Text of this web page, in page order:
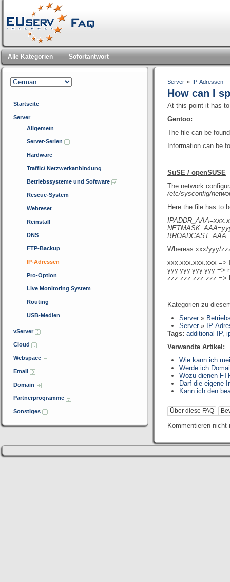
Alle Kategorien Sofortantwort
Startseite
Server
Allgemein
Server-Serien
Hardware
Traffic/ Netzwerkanbindung
Betriebssysteme und Software
Rescue-System
Webreset
Reinstall
DNS
FTP-Backup
IP-Adressen
Pro-Option
Live Monitoring System
Routing
USB-Medien
vServer
Cloud
Webspace
Email
Domain
Partnerprogramme
Sonstiges
Server » IP-Adressen
How can I
At this point it has
Gentoo:
The file can be
Information can be
SuSE / openSUSE
The network
/etc/sysconfig/
Here the file has to
Whereas xxx/yyy/
xxx.xxx.xxx.xxx =>
yyy.yyy.yyy.yyy =>
zzz.zzz.zzz.zzz =>
Kategorien zu
Server»
Server»
IP-
Tags: additional IP,
Verwandte Artikel:
Wie kann ich
Werde ich
Wozu dienen
Darf die eigene
Kann ich den
Über diese FAQ
Kommentieren nicht